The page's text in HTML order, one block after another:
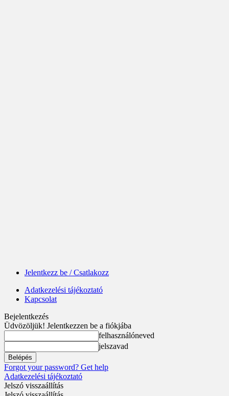
Jelentkezz be / Csatlakozz
Adatkezelési tájékoztató
Kapcsolat
Bejelentkezés
Üdvözöljük! Jelentkezzen be a fiókjába
felhasználóneved
jelszavad
Forgot your password? Get help
Adatkezelési tájékoztató
Jelszó visszaállítás